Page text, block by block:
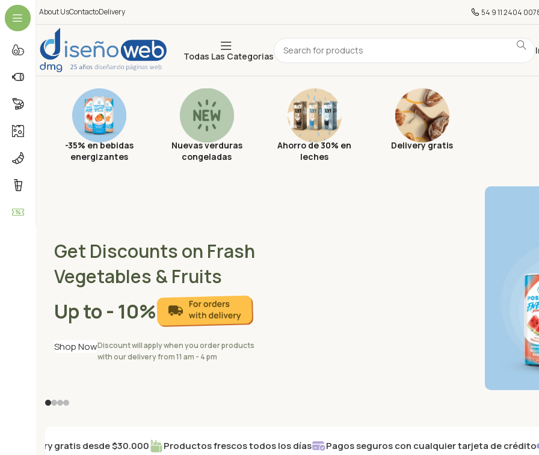
About UsContactoDelivery 54 9 11 2404
Todas Las Categorias
-35% en bebidas
energizantes
Nuevas verduras
congeladas
Ahorro de 30% en
leches
Delivery gratis
Get Discounts on Frash
Vegetables & Fruits
Up to - 10%
Shop NowDiscount will apply when you order products
with our delivery from 11 am - 4 pm
gratis desde $30.000 Productos frescos todos los días Pagos seguros con cualquier tarjeta de crédito